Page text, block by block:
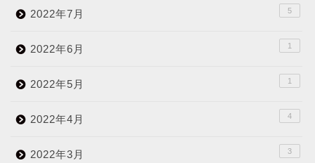
2022年7月 5
2022年6月 1
2022年5月 1
2022年4月 4
2022年3月 3